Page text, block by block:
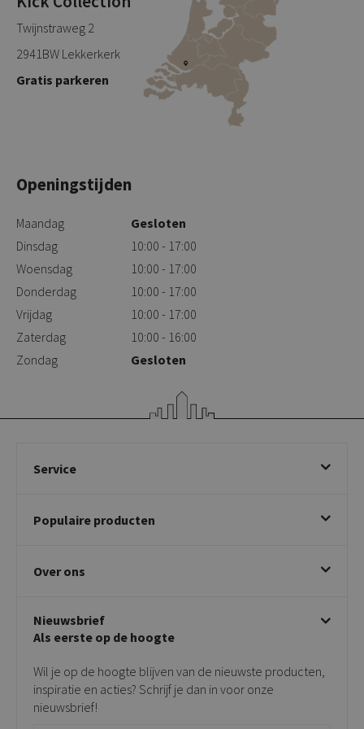
Twijnstraweg 2
2941BW Lekkerkerk
Gratis parkeren
Openingstijden
Maandag
Gesloten
Dinsdag
10:00 - 17:00
Woensdag
10:00 - 17:00
Donderdag
10:00 - 17:00
Vrijdag
10:00 - 17:00
Zaterdag
10:00 - 16:00
Zondag
Gesloten
Service
Betalen & annuleren
Klachtafhandeling
Privacy policy
Populaire producten
Draaibare eetkamerstoelen
Taupe stoelen
Tuinstoelen
Bijzettafels
Over ons
Showroom
Contact
Onderhoudsproducten
Vloerbescherming
Giftcards
Nieuwsbrief
Als eerste op de hoogte
Wil je op de hoogte blijven van de nieuwste producten,
inspiratie en acties? Schrijf je dan in voor onze
nieuwsbrief!